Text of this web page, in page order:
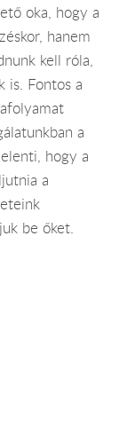
oka, hogy a
hanem
kell róla,
is. Fontos a
a
hogy a
a
be őket.